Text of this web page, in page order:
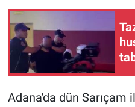
Adana'da dün Sarıçam